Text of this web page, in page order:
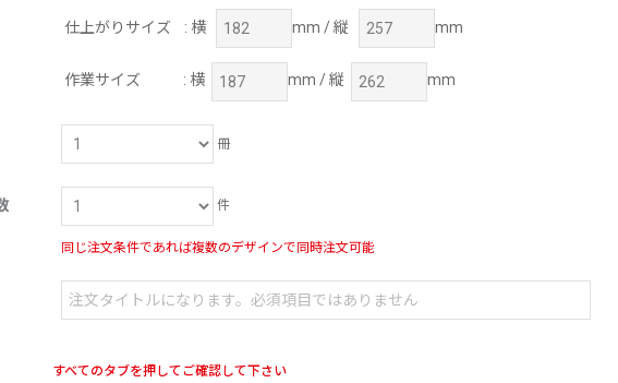
仕上がりサイズ : 横 mm / 縦 mm
作業サイズ : 横 mm / 縦 mm
冊
件
同じ注文条件であれば複数のデザインで同時注文可能
すべてのタブを押してご確認して下さい